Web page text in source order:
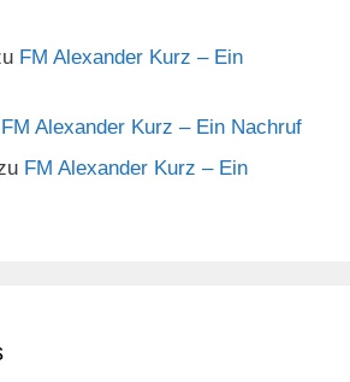
FM Alexander Kurz – Ein
FM Alexander Kurz – Ein Nachruf
FM Alexander Kurz – Ein